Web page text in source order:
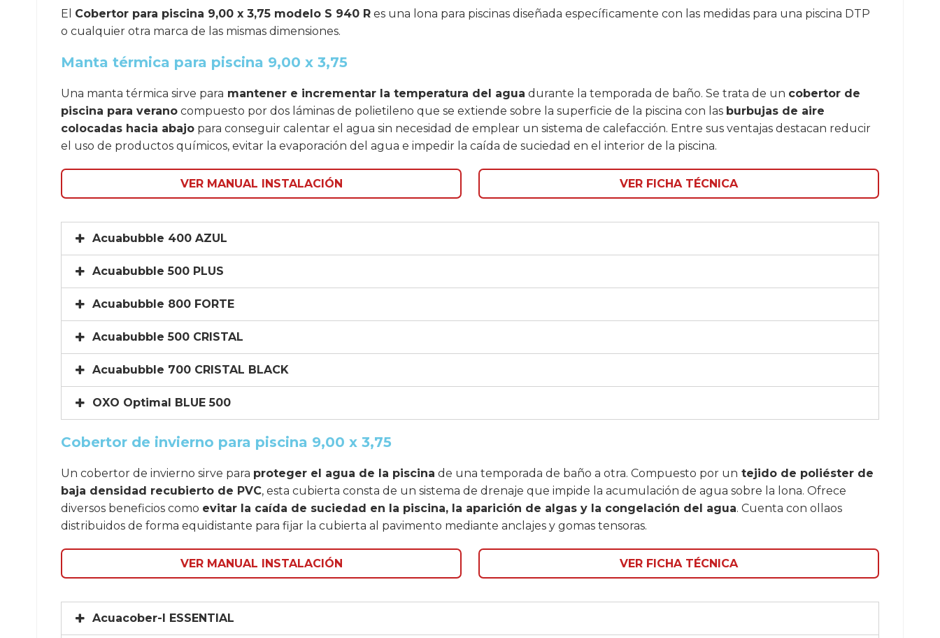
El Cobertor para piscina 9,00 x 3,75 modelo S 940 R es una lona para piscinas diseñada específicamente con las medidas para una piscina DTP
o cualquier otra marca de las mismas dimensiones.
Manta térmica para piscina 9,00 x 3,75
Una manta térmica sirve para mantener e incrementar la temperatura del agua durante la temporada de baño. Se trata de un cobertor de
piscina para verano compuesto por dos láminas de polietileno que se extiende sobre la superficie de la piscina con las burbujas de aire
colocadas hacia abajo para conseguir calentar el agua sin necesidad de emplear un sistema de calefacción. Entre sus ventajas destacan reducir
el uso de productos químicos, evitar la evaporación del agua e impedir la caída de suciedad en el interior de la piscina.
VER MANUAL INSTALACIÓN VER FICHA TÉCNICA
Acuabubble 400 AZUL
Acuabubble 500 PLUS
Acuabubble 800 FORTE
Acuabubble 500 CRISTAL
Acuabubble 700 CRISTAL BLACK
OXO Optimal BLUE 500
Cobertor de invierno para piscina 9,00 x 3,75
Un cobertor de invierno sirve para proteger el agua de la piscina de una temporada de baño a otra. Compuesto por un tejido de poliéster de
baja densidad recubierto de PVC, esta cubierta consta de un sistema de drenaje que impide la acumulación de agua sobre la lona. Ofrece
diversos beneficios como evitar la caída de suciedad en la piscina, la aparición de algas y la congelación del agua. Cuenta con ollaos
distribuidos de forma equidistante para fijar la cubierta al pavimento mediante anclajes y gomas tensoras.
VER MANUAL INSTALACIÓN VER FICHA TÉCNICA
Acuacober-I ESSENTIAL